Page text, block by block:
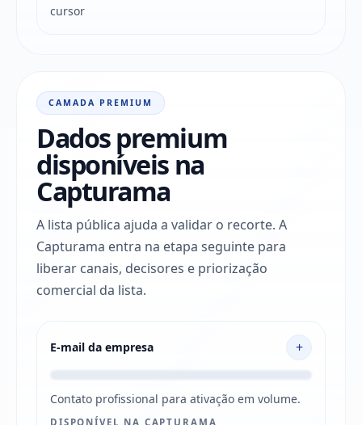
cursor
CAMADA PREMIUM
Dados premium
disponíveis na
Capturama
A lista pública ajuda a validar o recorte. A
Capturama entra na etapa seguinte para
liberar canais, decisores e priorização
comercial da lista.
E-mail da empresa +
Contato profissional para ativação em volume.
DISPONÍVEL NA CAPTURAMA